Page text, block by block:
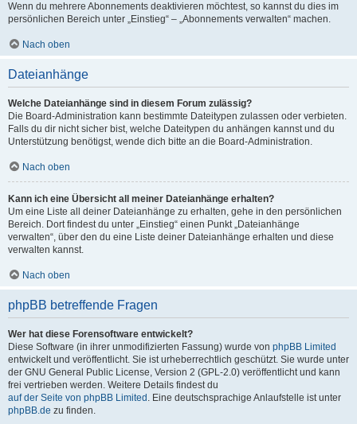
Wenn du mehrere Abonnements deaktivieren möchtest, so kannst du dies im
persönlichen Bereich unter „Einstieg“ – „Abonnements verwalten“ machen.
Nach oben
Dateianhänge
Welche Dateianhänge sind in diesem Forum zulässig?
Die Board-Administration kann bestimmte Dateitypen zulassen oder verbieten.
Falls du dir nicht sicher bist, welche Dateitypen du anhängen kannst und du
Unterstützung benötigst, wende dich bitte an die Board-Administration.
Nach oben
Kann ich eine Übersicht all meiner Dateianhänge erhalten?
Um eine Liste all deiner Dateianhänge zu erhalten, gehe in den persönlichen
Bereich. Dort findest du unter „Einstieg“ einen Punkt „Dateianhänge
verwalten“, über den du eine Liste deiner Dateianhänge erhalten und diese
verwalten kannst.
Nach oben
phpBB betreffende Fragen
Wer hat diese Forensoftware entwickelt?
Diese Software (in ihrer unmodifizierten Fassung) wurde von phpBB Limited
entwickelt und veröffentlicht. Sie ist urheberrechtlich geschützt. Sie wurde unter
der GNU General Public License, Version 2 (GPL-2.0) veröffentlicht und kann
frei vertrieben werden. Weitere Details findest du
auf der Seite von phpBB Limited . Eine deutschsprachige Anlaufstelle ist unter
phpBB.de zu finden.